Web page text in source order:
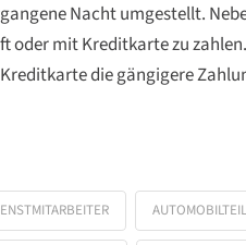
Nacht umgestellt.
oder mit Kreditkarte zu
die gängigere